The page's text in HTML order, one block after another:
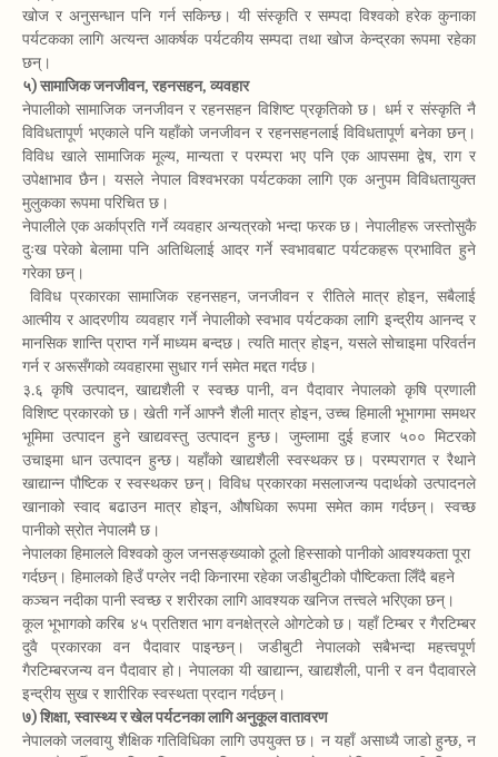
खोज र अनुसन्धान पनि गर्न सकिन्छ। यी संस्कृति र सम्पदा विश्वको हरेक कुनाका
पर्यटकका लागि अत्यन्त आकर्षक पर्यटकीय सम्पदा तथा खोज केन्द्रका रूपमा रहेका
छन्।
५) सामाजिक जनजीवन, रहनसहन, व्यवहार
नेपालीको सामाजिक जनजीवन र रहनसहन विशिष्ट प्रकृतिको छ। धर्म र संस्कृति नै
विविधतापूर्ण भएकाले पनि यहाँको जनजीवन र रहनसहनलाई विविधतापूर्ण बनेका छन्।
विविध खाले सामाजिक मूल्य, मान्यता र परम्परा भए पनि एक आपसमा द्वेष, राग र
उपेक्षाभाव छैन। यसले नेपाल विश्वभरका पर्यटकका लागि एक अनुपम विविधतायुक्त
मुलुकका रूपमा परिचित छ।
नेपालीले एक अर्काप्रति गर्ने व्यवहार अन्यत्रको भन्दा फरक छ। नेपालीहरू जस्तोसुकै
दुःख परेको बेलामा पनि अतिथिलाई आदर गर्ने स्वभावबाट पर्यटकहरू प्रभावित हुने
गरेका छन्।
विविध प्रकारका सामाजिक रहनसहन, जनजीवन र रीतिले मात्र होइन, सबैलाई
आत्मीय र आदरणीय व्यवहार गर्ने नेपालीको स्वभाव पर्यटकका लागि इन्द्रीय आनन्द र
मानसिक शान्ति प्राप्त गर्ने माध्यम बन्दछ। त्यति मात्र होइन, यसले सोचाइमा परिवर्तन
गर्न र अरूसँगको व्यवहारमा सुधार गर्न समेत मद्दत गर्दछ।
३.६ कृषि उत्पादन, खाद्यशैली र स्वच्छ पानी, वन पैदावार नेपालको कृषि प्रणाली
विशिष्ट प्रकारको छ। खेती गर्ने आफ्नै शैली मात्र होइन, उच्च हिमाली भूभागमा समथर
भूमिमा उत्पादन हुने खाद्यवस्तु उत्पादन हुन्छ। जुम्लामा दुई हजार ५०० मिटरको
उचाइमा धान उत्पादन हुन्छ। यहाँको खाद्यशैली स्वस्थकर छ। परम्परागत र रैथाने
खाद्यान्न पौष्टिक र स्वस्थकर छन्। विविध प्रकारका मसलाजन्य पदार्थको उत्पादनले
खानाको स्वाद बढाउन मात्र होइन, औषधिका रूपमा समेत काम गर्दछन्। स्वच्छ
पानीको स्रोत नेपालमै छ।
नेपालका हिमालले विश्वको कुल जनसङ्ख्याको ठूलो हिस्साको पानीको आवश्यकता पूरा
गर्दछन्। हिमालको हिउँ पग्लेर नदी किनारमा रहेका जडीबुटीको पौष्टिकता लिँदै बहने
कञ्चन नदीका पानी स्वच्छ र शरीरका लागि आवश्यक खनिज तत्त्वले भरिएका छन्।
कूल भूभागको करिब ४५ प्रतिशत भाग वनक्षेत्रले ओगटेको छ। यहाँ टिम्बर र गैरटिम्बर
दुवै प्रकारका वन पैदावार पाइन्छन्। जडीबुटी नेपालको सबैभन्दा महत्त्वपूर्ण
गैरटिम्बरजन्य वन पैदावार हो। नेपालका यी खाद्यान्न, खाद्यशैली, पानी र वन पैदावारले
इन्द्रीय सुख र शारीरिक स्वस्थता प्रदान गर्दछन्।
७) शिक्षा, स्वास्थ्य र खेल पर्यटनका लागि अनुकूल वातावरण
नेपालको जलवायु शैक्षिक गतिविधिका लागि उपयुक्त छ। न यहाँ असाध्यै जाडो हुन्छ, न